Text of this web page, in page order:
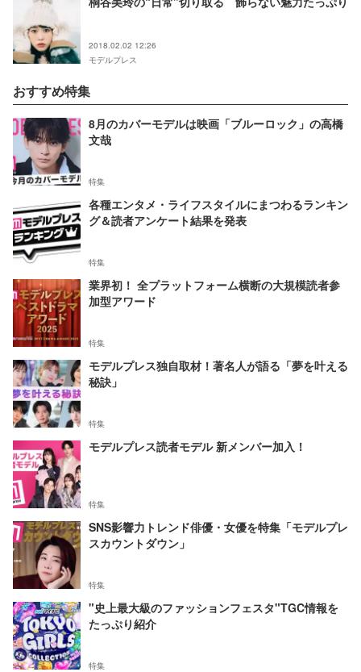
2018.02.02 12:26
モデルプレス
おすすめ特集
8月のカバーモデルは映画「ブルーロック」の高橋
文哉
特集
各種エンタメ・ライフスタイルにまつわるランキン
グ＆読者アンケート結果を発表
特集
業界初！ 全プラットフォーム横断の大規模読者参
加型アワード
特集
モデルプレス独自取材！著名人が語る「夢を叶える
秘訣」
特集
モデルプレス読者モデル 新メンバー加入！
特集
SNS影響力トレンド俳優・女優を特集「モデルプレ
スカウントダウン」
特集
"史上最大級のファッションフェスタ"TGC情報を
たっぷり紹介
特集